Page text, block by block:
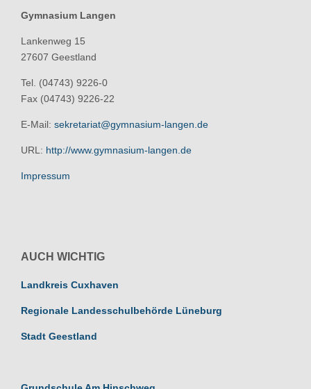
Gymnasium Langen
Lankenweg 15
27607 Geestland
Tel. (04743) 9226-0
Fax (04743) 9226-22
E-Mail: sekretariat@gymnasium-langen.de
URL: http://www.gymnasium-langen.de
Impressum
AUCH WICHTIG
Landkreis Cuxhaven
Regionale Landesschulbehörde Lüneburg
Stadt Geestland